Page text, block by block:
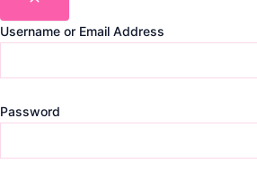
Username or Email Address
Password